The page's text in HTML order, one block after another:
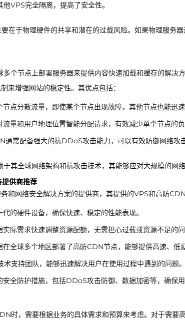
VPS完全隔离，提高了安全性。
在于物理硬件的共享和潜在的过载风险。如果物理服务
个节点上部署服务器来提供内容快速加载和缓存的解决
来增强网站的稳定性。其优点包括：
节点分散流量，即使某个节点出现故障，其他节点也能迅速
流量和用户地理位置智能分配请求，有效减少单个节点的负
通常配备强大的抗DDoS攻击能力，可以有效防御网络攻
其全球网络架构和抗攻击技术，其能够应对大规模的网
供商推荐
和网络安全解决方案的提供商，其提供的VPS和高防CDN
代的硬件设备，确保快速、稳定的性能表现。
实际需求快速调整资源配额，无需担心过载或资源不足的问
在全球多个地区部署了高防CDN节点，能够提供高速、低
术支持团队，能够迅速解决用户在使用过程中遇到的问题。
安全防护措施，包括DDoS攻击防御、数据加密等，确保用
时，需要根据业务的具体需求和预算来考虑。对于需要